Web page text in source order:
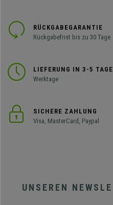
RÜCKGABEGARANTIE
Rückgabefrist bis zu 30 Tage
LIEFERUNG IN 3-5
Werktage
SICHERE ZAHLUNG
Visa, MasterCard, Paypal
UNSEREN